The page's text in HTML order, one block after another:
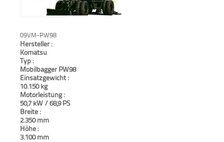
09VM-PW98
Hersteller :
Komatsu
Typ :
Mobilbagger PW98
Einsatzgewicht :
10.150 kg
Motorleistung :
50,7 kW / 68,9 PS
Breite :
2.350 mm
Höhe :
3.100 mm